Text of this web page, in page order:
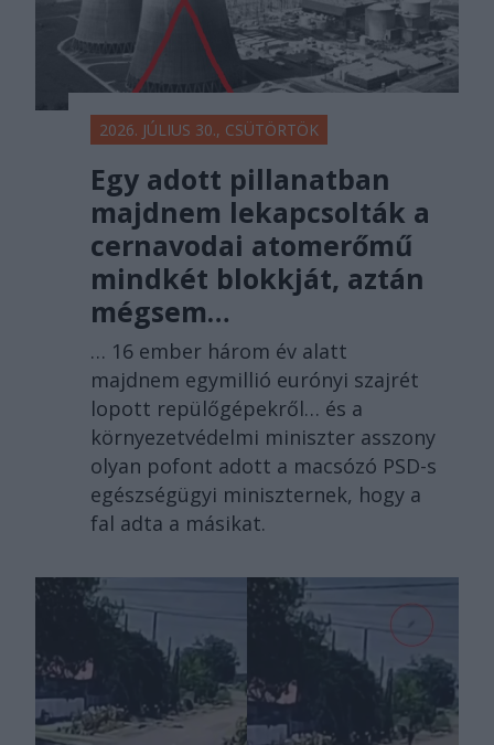
2026. JÚLIUS 30., CSÜTÖRTÖK
Egy adott pillanatban
majdnem lekapcsolták a
cernavodai atomerőmű
mindkét blokkját, aztán
mégsem…
… 16 ember három év alatt
majdnem egymillió eurónyi szajrét
lopott repülőgépekről… és a
környezetvédelmi miniszter asszony
olyan pofont adott a macsózó PSD-s
egészségügyi miniszternek, hogy a
fal adta a másikat.